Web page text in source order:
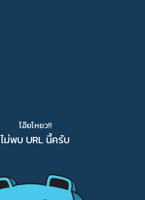
โอ๊ยโหยว!!
ไม่พบ URL นี้ครับ